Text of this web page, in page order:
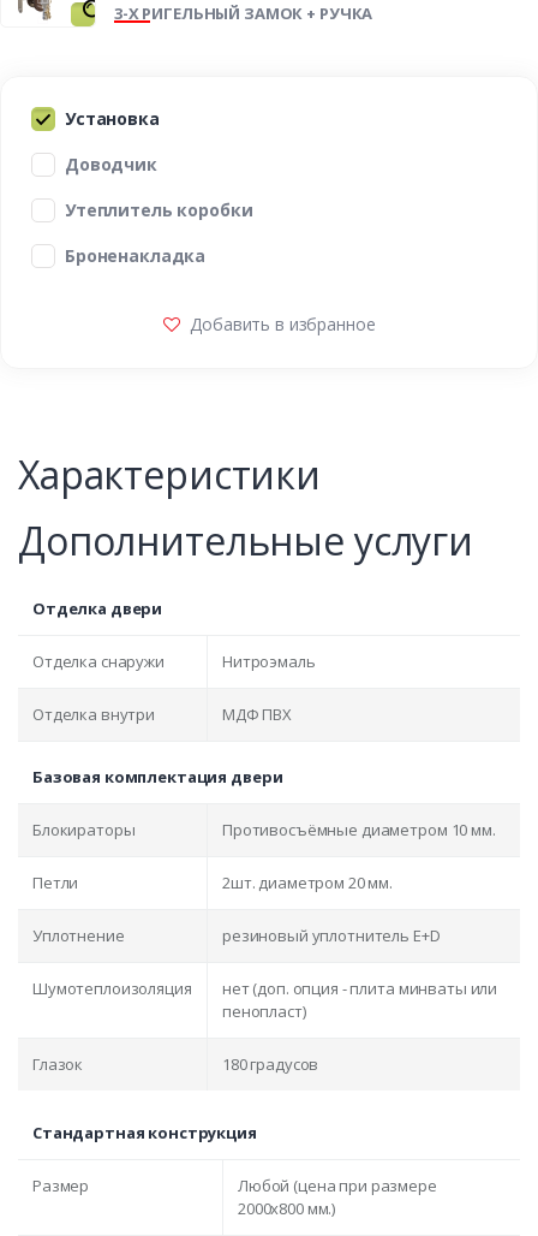
3-Х РИГЕЛЬНЫЙ ЗАМОК + РУЧКА
Установка
Доводчик
Утеплитель коробки
Броненакладка
Добавить в избранное
Характеристики
Дополнительные услуги
Отделка двери
Отделка снаружи Нитроэмаль
Отделка внутри МДФ ПВХ
Базовая комплектация двери
Блокираторы Противосъёмные диаметром 10 мм.
Петли 2шт. диаметром 20 мм.
Уплотнение резиновый уплотнитель E+D
Шумотеплоизоляция
нет (доп. опция - плита минваты или
пенопласт)
Глазок 180 градусов
Стандартная конструкция
Размер
Любой (цена при размере
2000x800 мм.)